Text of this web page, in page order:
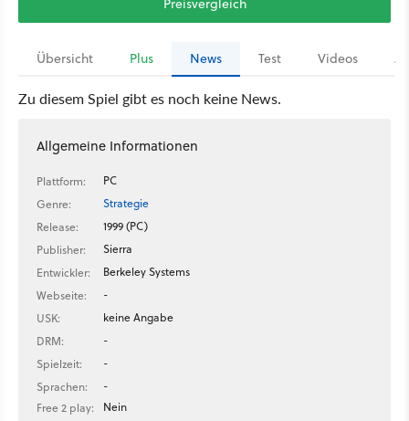
Preisvergleich
Übersicht Plus News Test Videos
Zu diesem Spiel gibt es noch keine News.
Allgemeine Informationen
Plattform:
PC
Genre:
Strategie
Release:
1999 (PC)
Publisher:
Sierra
Entwickler:
Berkeley Systems
Webseite:
-
USK:
keine Angabe
DRM:
-
Spielzeit:
-
Sprachen:
-
Free 2 play:
Nein